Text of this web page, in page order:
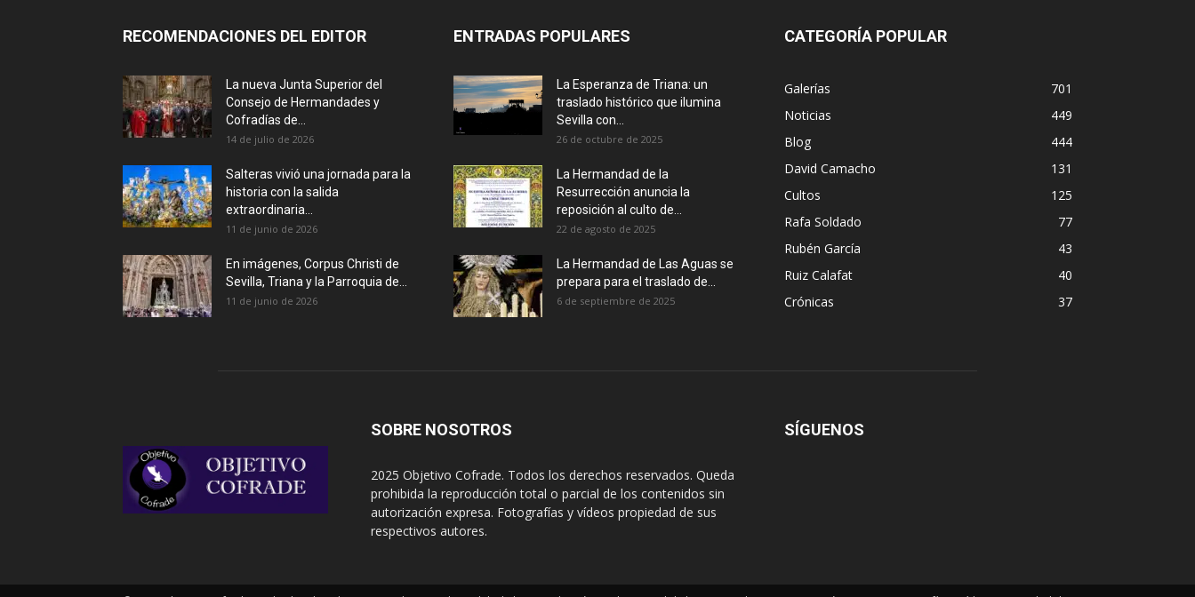
RECOMENDACIONES DEL EDITOR
La nueva Junta Superior del
Consejo de Hermandades y
Cofradías de...
14 de julio de 2026
Salteras vivió una jornada para la
historia con la salida
extraordinaria...
11 de junio de 2026
En imágenes, Corpus Christi de
Sevilla, Triana y la Parroquia de...
11 de junio de 2026
ENTRADAS POPULARES
La Esperanza de Triana: un
traslado histórico que ilumina
Sevilla con...
26 de octubre de 2025
La Hermandad de la
Resurrección anuncia la
reposición al culto de...
22 de agosto de 2025
La Hermandad de Las Aguas se
prepara para el traslado de...
6 de septiembre de 2025
CATEGORÍA POPULAR
Galerías
701
Noticias
449
Blog
444
David Camacho
131
Cultos
125
Rafa Soldado
77
Rubén García
43
Ruiz Calafat
40
Crónicas
37
SOBRE NOSOTROS
2025 Objetivo Cofrade. Todos los derechos reservados. Queda
prohibida la reproducción total o parcial de los contenidos sin
autorización expresa. Fotografías y vídeos propiedad de sus
respectivos autores.
SÍGUENOS